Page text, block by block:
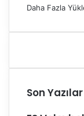
Daha Fazla
Son Yazılar